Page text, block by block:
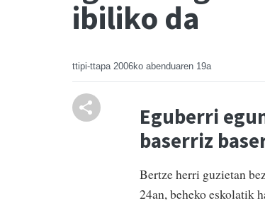
ibiliko da
ttipi-ttapa 2006ko abenduaren 19a
Eguberri
baserriz
Bertze herri guzietan
24an, beheko eskolatik